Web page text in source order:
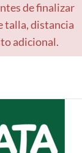
de finalizar
talla, distancia
adicional.